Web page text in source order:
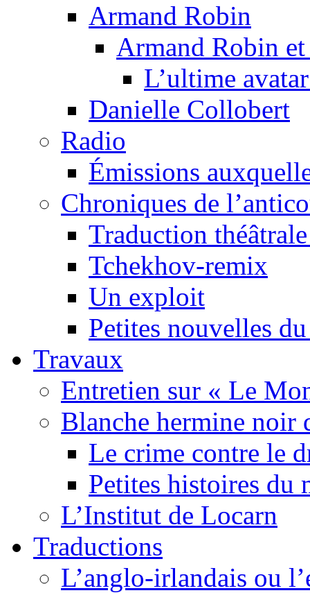
Armand Robin
Armand Robin
L’ultime
Danielle Collobert
Radio
Émissions
Chroniques de
Traduction
Tchekhov-remix
Un exploit
Petites nouvelles
Travaux
Entretien sur « Le
Blanche hermine noir
Le crime contre le
Petites histoires du
L’Institut de Locarn
Traductions
L’anglo-irlandais ou